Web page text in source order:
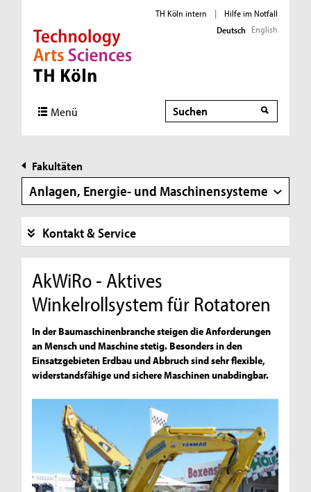
Direkt zur Hauptnavigation
Direkt zur Subnavigation
Direkt zum Inhalt
Direkt zum Fußbereich
TH Köln intern |
Hilfe im Notfall
Deutsch English
Menü Suche
Suche
Fakultäten
Anlagen, Energie- und Maschinensysteme
Kontakt & Service
AkWiRo - Aktives
Winkelrollsystem für Rotatoren
In der Baumaschinenbranche steigen die Anforderungen
an Mensch und Maschine stetig. Besonders in den
Einsatzgebieten Erdbau und Abbruch sind sehr flexible,
widerstandsfähige und sichere Maschinen unabdingbar.